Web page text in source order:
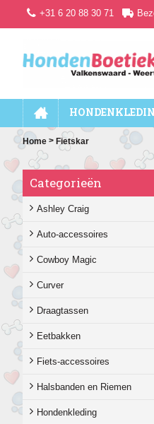
+31 6 20 88 30 71
Home > Fietskar
Categorieën
Ashley Craig
Auto-accessoires
Cowboy Magic
Curver
Draagtassen
Eetbakken
Fiets-accessoires
Halsbanden en Riemen
Hondenkleding